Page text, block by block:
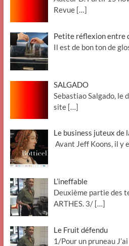
Revue […]
Petite réflexion entre
Il est de bon ton de
SALGADO
Sebastiao Salgado, le
site […]
Le business juteux de
Avant Jeff Koons, il y
L’ineffable
Deuxième partie des
ARTHES. 3/ […]
Le Fruit défendu
1/Pour un pruneau